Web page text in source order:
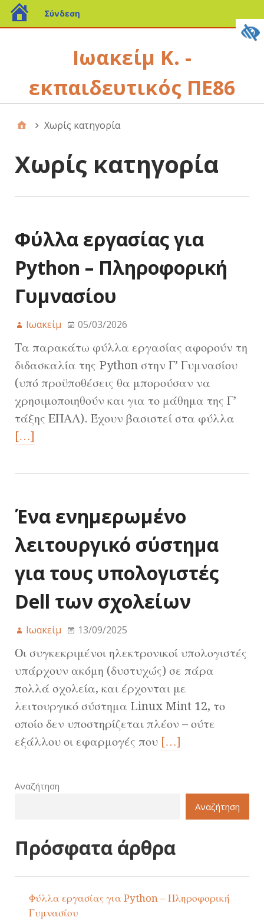
Σύνδεση
Ιωακείμ Κ. -
εκπαιδευτικός ΠΕ86
Χωρίς κατηγορία
Χωρίς κατηγορία
Φύλλα εργασίας για
Python – Πληροφορική
Γυμνασίου
Ιωακείμ 05/03/2026
Τα παρακάτω φύλλα εργασίας αφορούν τη
διδασκαλία της Python στην Γ’ Γυμνασίου
(υπό προϋποθέσεις θα μπορούσαν να
χρησιμοποιηθούν και για το μάθημα της Γ’
τάξης ΕΠΑΛ). Έχουν βασιστεί στα φύλλα
[…]
Ένα ενημερωμένο
λειτουργικό σύστημα
για τους υπολογιστές
Dell των σχολείων
Ιωακείμ 13/09/2025
Οι συγκεκριμένοι ηλεκτρονικοί υπολογιστές
υπάρχουν ακόμη (δυστυχώς) σε πάρα
πολλά σχολεία, και έρχονται με
λειτουργικό σύστημα Linux Mint 12, το
οποίο δεν υποστηρίζεται πλέον – ούτε
εξάλλου οι εφαρμογές που […]
Αναζήτηση
Αναζήτηση
Πρόσφατα άρθρα
Φύλλα εργασίας για Python – Πληροφορική
Γυμνασίου